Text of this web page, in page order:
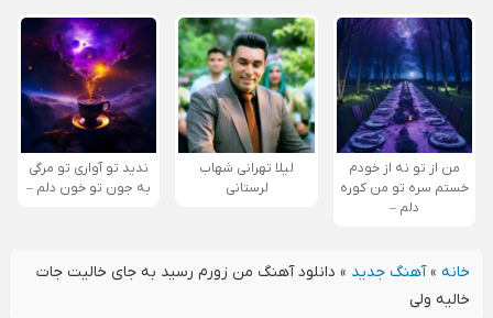
من از تو نه از خودم
خستم سره تو من کوره
دلم –
لیلا تهرانی شهاب
لرستانی
ندید تو آواری تو مرگی
به جون تو خون دلم –
خانه»آهنگ جدید » دانلود آهنگ من زورم رسید به جای خالیت جات
خالیه ولی